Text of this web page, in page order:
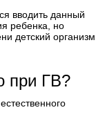
вводить данный
ребенка, но
детский организм
при ГВ?